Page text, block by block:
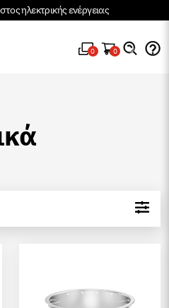
ηλεκτρικής ενέργειας
0 0